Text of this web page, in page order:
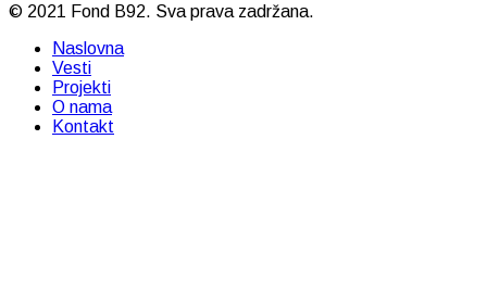
© 2021 Fond B92. Sva prava zadržana.
Naslovna
Vesti
Projekti
O nama
Kontakt